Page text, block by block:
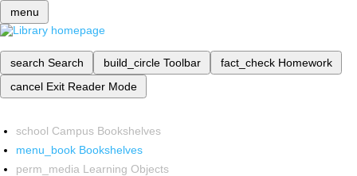
menu
search Search build_circle Toolbar fact_check Homework
cancel Exit Reader Mode
school Campus Bookshelves
menu_book Bookshelves
perm_media Learning Objects